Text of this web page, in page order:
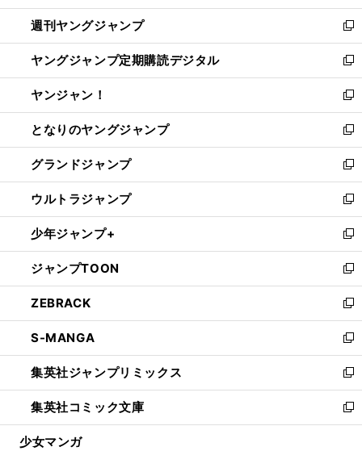
開
く
ウ
で
開
く
ン
ド
ウ
で
開
く
ウ
ィ
ン
ド
ウ
で
開
く
週刊ヤングジャンプ
新
し
い
ウ
ィ
ン
ド
ウ
で
開
く
ヤングジャンプ定期購読デジタル
新
し
い
ウ
ィ
ン
ド
ウ
で
開
く
ヤンジャン！
新
し
い
ウ
ィ
ン
ド
ウ
で
開
く
となりのヤングジャンプ
新
し
い
ウ
ィ
ン
ド
ウ
で
開
く
グランドジャンプ
新
し
い
ウ
ィ
ン
ド
ウ
で
開
く
ウルトラジャンプ
新
し
い
ウ
ィ
ン
ド
ウ
で
開
く
少年ジャンプ+
新
し
い
ウ
ィ
ン
ド
ウ
で
開
く
ジャンプTOON
新
し
い
ウ
ィ
ン
ド
ウ
で
開
ZEBRACK
新
し
い
ウ
ィ
ン
ド
ウ
S-MANGA
新
し
い
ウ
ィ
ン
集英社ジャンプリミックス
新
し
い
ウ
集英社コミック文庫
新
し
少女マンガ